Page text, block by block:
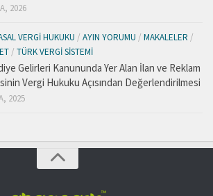
2026
VERGI HUKUKU / AYIN YORUMU / MAKALELER /
/ TÜRK VERGI SISTEMI
Gelirleri Kanununda Yer Alan İlan ve Reklam
Vergi Hukuku Açısından Değerlendirilmesi
2025